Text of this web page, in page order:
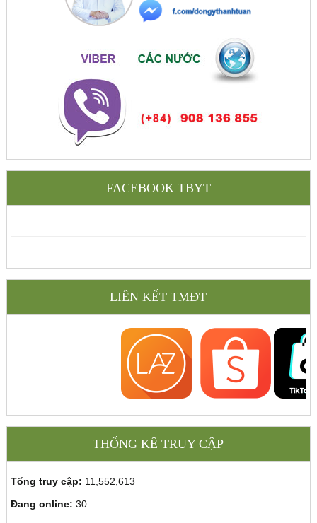
FACEBOOK TBYT
LIÊN KẾT TMĐT
THỐNG KÊ TRUY CẬP
Tổng truy cập: 11,552,613
Đang online: 30